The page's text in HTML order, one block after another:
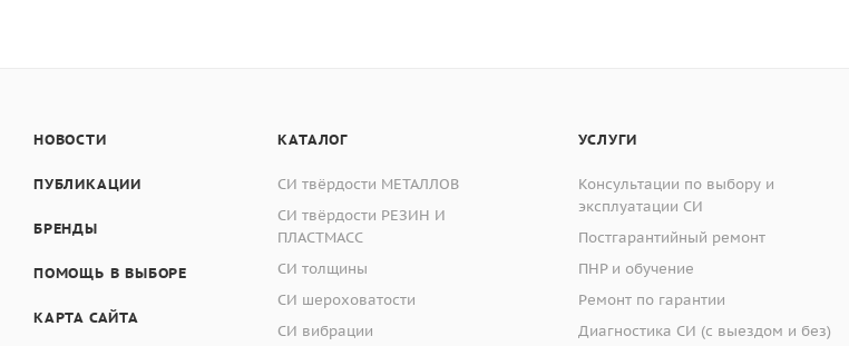
НОВОСТИ
ПУБЛИКАЦИИ
БРЕНДЫ
ПОМОЩЬ В ВЫБОРЕ
КАРТА САЙТА
КАТАЛОГ
СИ твёрдости МЕТАЛЛОВ
СИ твёрдости РЕЗИН И
ПЛАСТМАСС
СИ толщины
СИ шероховатости
СИ вибрации
УСЛУГИ
Консультации по выбору и
эксплуатации СИ
Постгарантийный ремонт
ПНР и обучение
Ремонт по гарантии
Диагностика СИ (с выездом и без)